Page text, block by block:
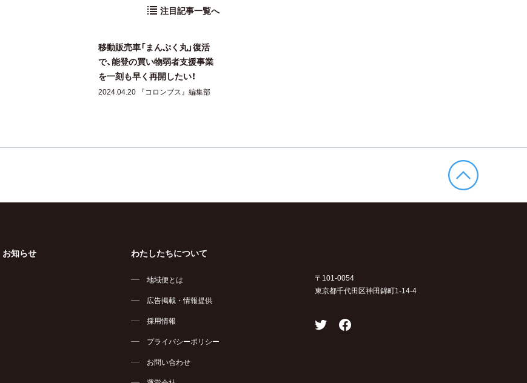
注目記事一覧へ
移動販売車「まんぷく丸」復活
で、能登の買い物弱者支援事業
を一刻も早く再開したい！
2024.04.20 『コロンブス』編集部
お知らせ わたしたちについて
地域便とは
広告掲載・情報提供
採用情報
プライバシーポリシー
お問い合わせ
〒101-0054
東京都千代田区神田錦町1-14-4